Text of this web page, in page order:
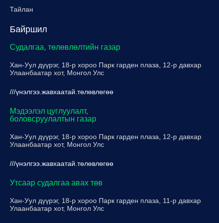
Тайлан
Байршил
Судалгаа, төлөвлөлтийн газар
Хан-Уул дүүрэг, 18-р хороо Парк гарден плаза, 12-р давхар
Улаанбаатар хот, Монгол Улс
///үнэлгээ.жавхаатай.төлөвлөгөө
Мэдээлэл цуглуулалт,
боловсруулалтын газар
Хан-Уул дүүрэг, 18-р хороо Парк гарден плаза, 12-р давхар
Улаанбаатар хот, Монгол Улс
///үнэлгээ.жавхаатай.төлөвлөгөө
Утсаар судалгаа авах төв
Хан-Уул дүүрэг, 18-р хороо Парк гарден плаза, 11-р давхар
Улаанбаатар хот, Монгол Улс